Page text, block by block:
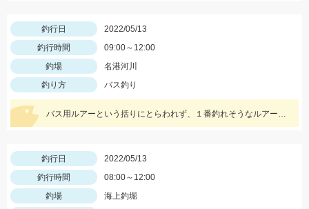
釣行日
2022/05/13
釣行時間
09:00～12:00
釣場
名港河川
釣り方
バス釣り
バス用ルアーという括りにとらわれず、１番釣れそうなルアーを投げたら釣れました！
釣行日
2022/05/13
釣行時間
08:00～12:00
釣場
海上釣堀